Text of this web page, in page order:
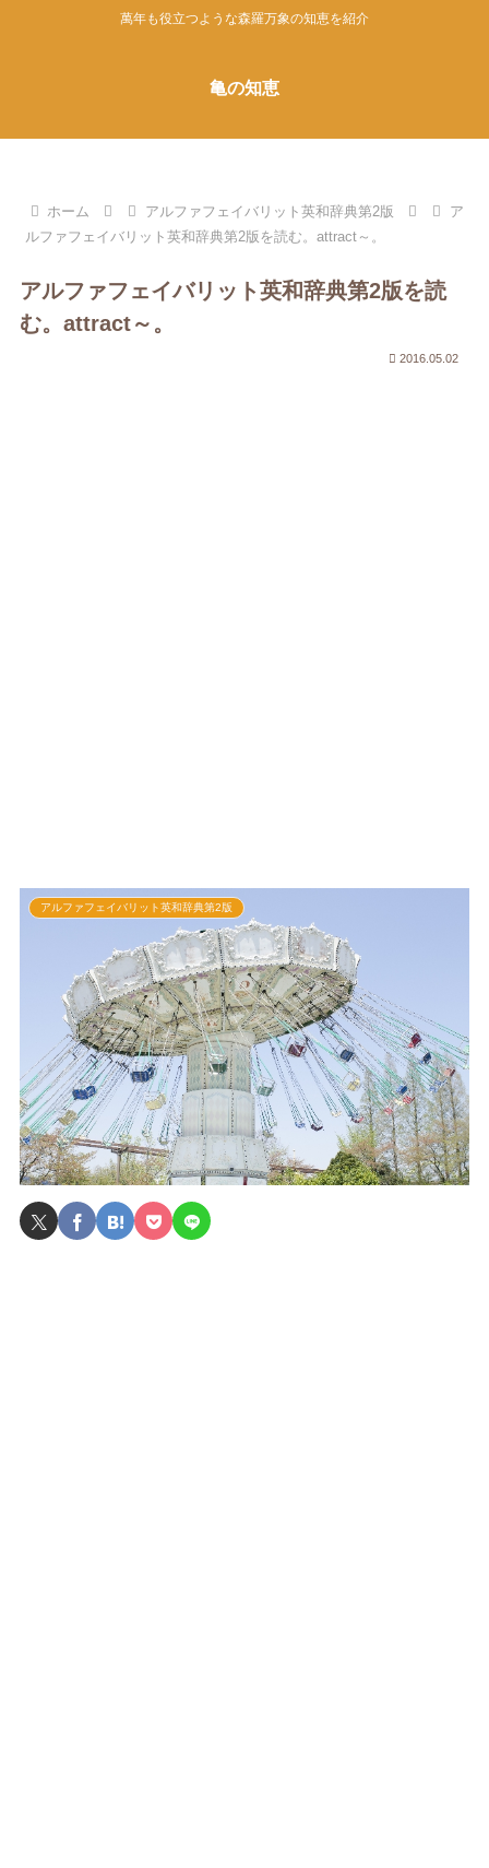
萬年も役立つような森羅万象の知恵を紹介
亀の知恵
ホーム アルファフェイバリット英和辞典第2版
ア
ルファフェイバリット英和辞典第2版を読む。attract～。
アルファフェイバリット英和辞典第2版を読
む。attract～。
2016.05.02
アルファフェイバリット英和辞典第2版